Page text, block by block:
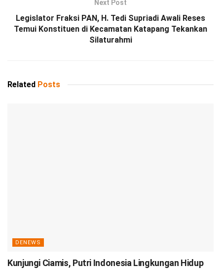
Next Post
Legislator Fraksi PAN, H. Tedi Supriadi Awali Reses
Temui Konstituen di Kecamatan Katapang Tekankan
Silaturahmi
Related Posts
DENEWS
Kunjungi Ciamis, Putri Indonesia Lingkungan Hidup